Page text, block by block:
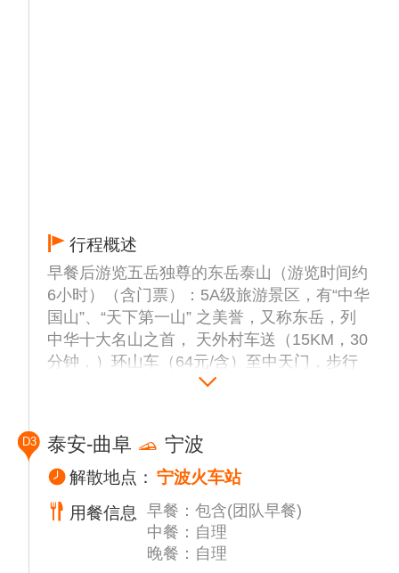
行程概述
早餐后游览五岳独尊的东岳泰山（游览时间约
6小时）（含门票）：5A级旅游景区，有“中华
国山”、“天下第一山” 之美誉，又称东岳，列
中华十大名山之首， 天外村车送（15KM，30
分钟，）环山车（64元/含）至中天门，步行
（或缆车自理 单程100 往返200）登山经云步
皇顶，步行（或缆车自理）返回中天门，后原
路返回至中天门，乘景交（下行35元/人 含）
体验活动：千年碧霞祠，万代祈福地，百余位
帝王曾来此祭拜，国人心灵的家园，民族的象
征，自古就有登泰山-保平安之说。此地为中
D3 泰安-曲阜 宁波
解散地点： 宁波火车站
用餐信息
早餐：包含(团队早餐)
中餐：自理
晚餐：自理